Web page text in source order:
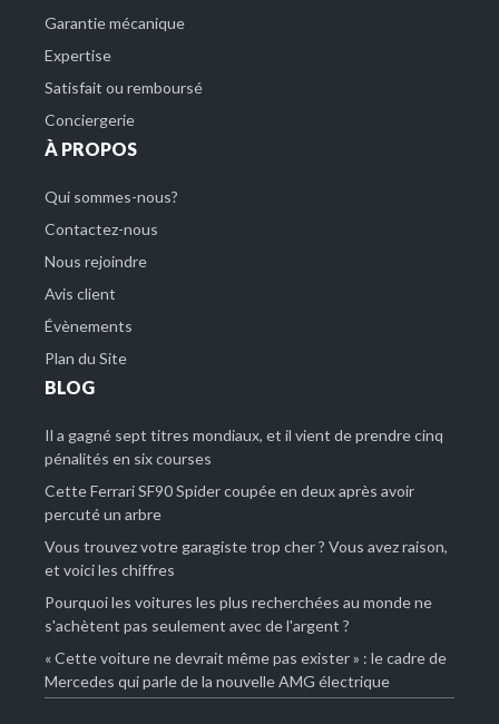
Garantie mécanique
Expertise
Satisfait ou remboursé
Conciergerie
À PROPOS
Qui sommes-nous?
Contactez-nous
Nous rejoindre
Avis client
Évènements
Plan du Site
BLOG
Il a gagné sept titres mondiaux, et il vient de prendre cinq
pénalités en six courses
Cette Ferrari SF90 Spider coupée en deux après avoir
percuté un arbre
Vous trouvez votre garagiste trop cher ? Vous avez raison,
et voici les chiffres
Pourquoi les voitures les plus recherchées au monde ne
s'achètent pas seulement avec de l'argent ?
« Cette voiture ne devrait même pas exister » : le cadre de
Mercedes qui parle de la nouvelle AMG électrique